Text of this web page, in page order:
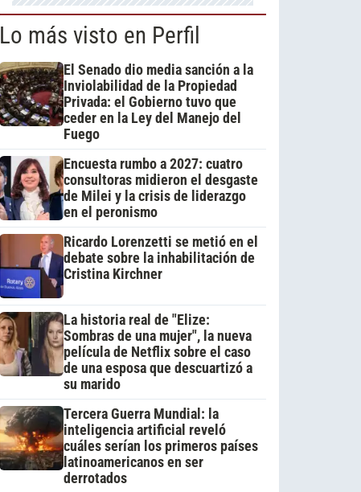
Lo más visto en Perfil
El Senado dio media sanción a la
Inviolabilidad de la Propiedad
Privada: el Gobierno tuvo que
ceder en la Ley del Manejo del
Fuego
Encuesta rumbo a 2027: cuatro
consultoras midieron el desgaste
de Milei y la crisis de liderazgo
en el peronismo
Ricardo Lorenzetti se metió en el
debate sobre la inhabilitación de
Cristina Kirchner
La historia real de "Elize:
Sombras de una mujer", la nueva
película de Netflix sobre el caso
de una esposa que descuartizó a
su marido
Tercera Guerra Mundial: la
inteligencia artificial reveló
cuáles serían los primeros países
latinoamericanos en ser
derrotados